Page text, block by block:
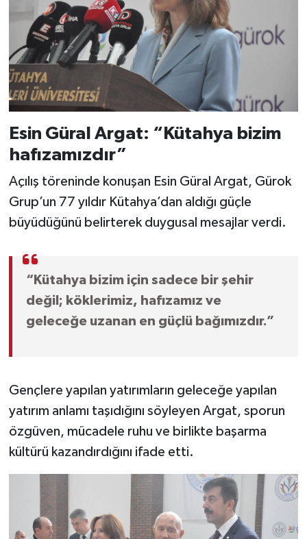
Esin Güral Argat: “Kütahya bizim
hafızamızdır”
Açılış töreninde konuşan Esin Güral Argat, Gürok
Grup’un 77 yıldır Kütahya’dan aldığı güçle
büyüdüğünü belirterek duygusal mesajlar verdi.
“Kütahya bizim için sadece bir şehir
değil; köklerimiz, hafızamız ve
geleceğe uzanan en güçlü bağımızdır.”
Gençlere yapılan yatırımların geleceğe yapılan
yatırım anlamı taşıdığını söyleyen Argat, sporun
özgüven, mücadele ruhu ve birlikte başarma
kültürü kazandırdığını ifade etti.